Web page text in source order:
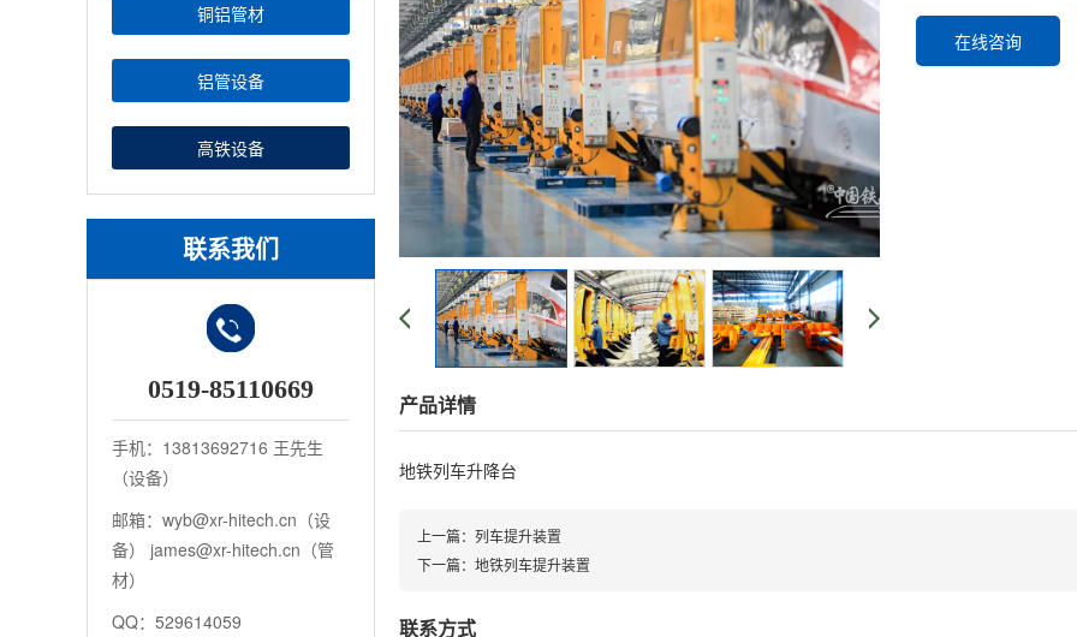
铜铝管材
铝管设备
高铁设备
联系我们
0519-85110669
手机：13813692716 王先生
（设备）
邮箱：wyb@xr-hitech.cn（设
备） james@xr-hitech.cn（管
材）
QQ：529614059
在线咨询
产品详情
地铁列车升降台
上一篇： 列车提升装置
下一篇： 地铁列车提升装置
联系方式